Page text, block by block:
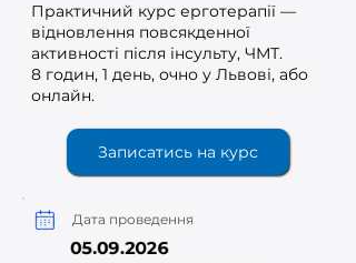
Практичний курс ерготерапії —
відновлення повсякденної
активності після інсульту, ЧМТ.
8 годин, 1 день, очно у Львові, або
онлайн.
Записатись на курс
Дата проведення
05.09.2026